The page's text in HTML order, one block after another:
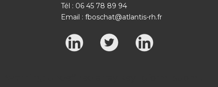
Tél : 06 45 78 89 94
Email : fboschat@atlantis-rh.fr